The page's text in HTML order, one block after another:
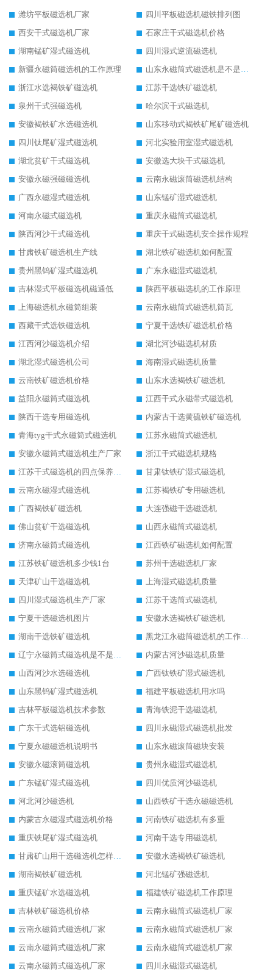
潍坊平板磁选机厂家
四川平板磁选机磁铁排列图
西安干式磁选机厂家
石家庄干式磁选机价格
湖南锰矿湿式磁选机
四川湿式逆流磁选机
新疆永磁筒磁选机的工作原理
山东永磁筒式磁选机是不是强磁
浙江水选褐铁矿磁选机
江苏干选铁矿磁选机
泉州干式强磁选机
哈尔滨干式磁选机
安徽褐铁矿水选磁选机
山东移动式褐铁矿尾矿磁选机
四川钛尾矿湿式磁选机
河北实验用室湿式磁选机
湖北贫矿干式磁选机
安徽选大块干式磁选机
安徽永磁强磁磁选机
云南永磁滚筒磁选机结构
广西永磁湿式磁选机
山东锰矿湿式磁选机
河南永磁式磁选机
重庆永磁筒式磁选机
陕西河沙干式磁选机
重庆干式磁选机安全操作规程
甘肃铁矿磁选机生产线
湖北铁矿磁选机如何配置
贵州黑钨矿湿式磁选机
广东永磁湿式磁选机
吉林湿式平板磁选机磁通低
陕西平板磁选机的工作原理
上海磁选机永磁筒组装
云南永磁筒式磁选机筒瓦
西藏干式选铁磁选机
宁夏干选铁矿磁选机价格
江西河沙磁选机介绍
湖北河沙磁选机材质
湖北湿式磁选机公司
海南湿式磁选机质量
云南铁矿磁选机价格
山东水选褐铁矿磁选机
益阳永磁筒式磁选机
江西干式永磁带式磁选机
陕西干选专用磁选机
内蒙古干选黄硫铁矿磁选机
青海tyg干式永磁筒式磁选机
江苏永磁筒式磁选机
安徽永磁筒式磁选机生产厂家
浙江干式磁选机规格
江苏干式磁选机的四点保养秘籍
甘肃钛铁矿湿式磁选机
云南永磁湿式磁选机
江苏褐铁矿专用磁选机
广西褐铁矿磁选机
大连强磁干选磁选机
佛山贫矿干选磁选机
山西永磁筒式磁选机
济南永磁筒式磁选机
江西铁矿磁选机如何配置
江苏铁矿磁选机多少钱1台
苏州干选磁选机厂家
天津矿山干选磁选机
上海湿式磁选机质量
四川湿式磁选机生产厂家
江苏干选筒式磁选机
宁夏干选磁选机图片
安徽水选褐铁矿磁选机
湖南干选铁矿磁选机
黑龙江永磁筒磁选机的工作原理
辽宁永磁筒式磁选机是不是强磁
内蒙古河沙磁选机质量
山西河沙水选磁选机
广西钛铁矿湿式磁选机
山东黑钨矿湿式磁选机
福建平板磁选机用水吗
吉林平板磁选机技术参数
青海铁泥干选磁选机
广东干式选铝磁选机
四川永磁湿式磁选机批发
宁夏永磁磁选机说明书
山东永磁滚筒磁块安装
安徽永磁滚筒磁选机
贵州永磁湿式磁选机
广东锰矿湿式磁选机
四川优质河沙磁选机
河北河沙磁选机
山西铁矿干选永磁磁选机
内蒙古永磁湿式磁选机价格
河南铁矿磁选机有多重
重庆铁尾矿湿式磁选机
河南干选专用磁选机
甘肃矿山用干选磁选机怎样调磁
安徽水选褐铁矿磁选机
湖南褐铁矿磁选机
河北锰矿强磁选机
重庆锰矿水选磁选机
福建铁矿磁选机工作原理
吉林铁矿磁选机价格
云南永磁筒式磁选机厂家
云南永磁筒式磁选机厂家
云南永磁筒式磁选机厂家
云南永磁筒式磁选机厂家
云南永磁筒式磁选机厂家
云南永磁筒式磁选机厂家
四川永磁湿式磁选机